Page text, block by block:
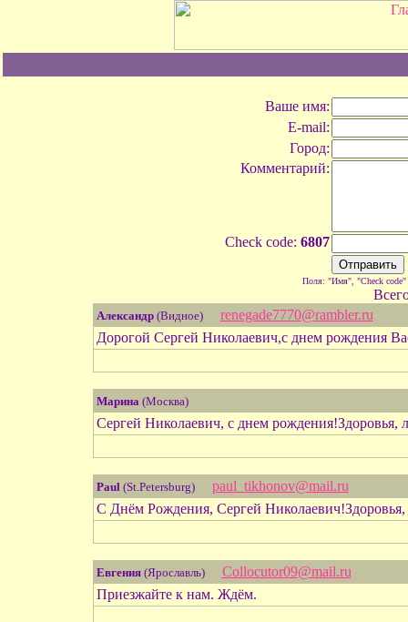
Ваше имя:
E-mail:
Город:
Комментарий:
Check code: 6807
Поля: "Имя", "Check code"
Александр(Видное)
renegade7770@rambler.ru
Дорогой Сергей Николаевич,с днем рождения
Марина(Москва)
Сергей Николаевич, с днем рождения!Здоровья,
Paul(St.Petersburg)
paul_tikhonov@mail.ru
С Днём Рождения, Сергей Николаевич!Здоровья,
Евгения(Ярославль)
Collocutor09@mail.ru
Приезжайте к нам. Ждём.